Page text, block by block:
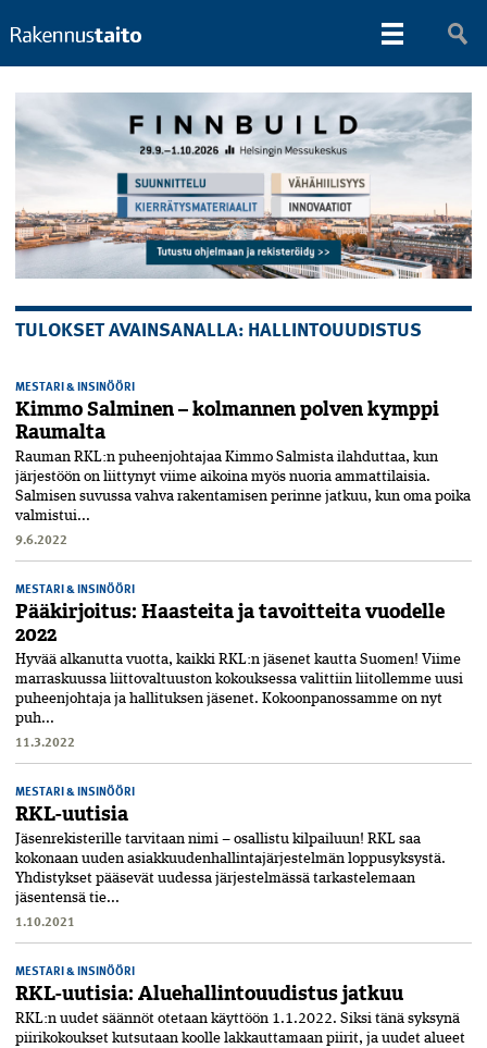
TULOKSET AVAINSANALLA: HALLINTOUUDISTUS
MESTARI & INSINÖÖRI
Kimmo Salminen – kolmannen polven kymppi
Raumalta
Rauman RKL:n puheenjohtajaa Kimmo Salmista ilahduttaa, kun
järjestöön on liittynyt viime aikoina myös nuoria ammattilaisia.
Salmisen suvussa vahva rakentamisen perinne jatkuu, kun oma poika
valmistui...
9.6.2022
MESTARI & INSINÖÖRI
Pääkirjoitus: Haasteita ja tavoitteita vuodelle
2022
Hyvää alkanutta vuotta, kaikki RKL:n jäsenet kautta Suomen! Viime
marraskuussa liittovaltuuston kokouksessa valittiin liitollemme uusi
puheenjohtaja ja hallituksen jäsenet. Kokoonpanossamme on nyt
puh...
11.3.2022
MESTARI & INSINÖÖRI
RKL-uutisia
Jäsenrekisterille tarvitaan nimi – osallistu kilpailuun! RKL saa
kokonaan uuden asiakkuudenhallintajärjestelmän loppusyksystä.
Yhdistykset pääsevät uudessa järjestelmässä tarkastelemaan
jäsentensä tie...
1.10.2021
MESTARI & INSINÖÖRI
RKL-uutisia: Aluehallinto­uudistus jatkuu
RKL:n uudet säännöt otetaan käyttöön 1.1.2022. Siksi tänä syksynä
piirikokoukset kutsutaan koolle lakkauttamaan piirit, ja uudet alueet